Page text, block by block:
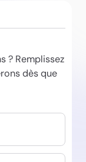
? Remplissez
dès que